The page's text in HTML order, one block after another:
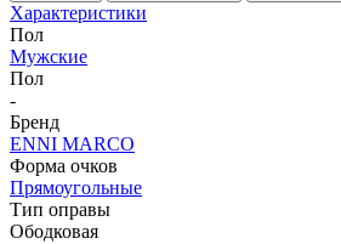
Характеристики
Пол
Мужские
Пол
-
Бренд
ENNI MARCO
Форма очков
Прямоугольные
Тип оправы
Ободковая